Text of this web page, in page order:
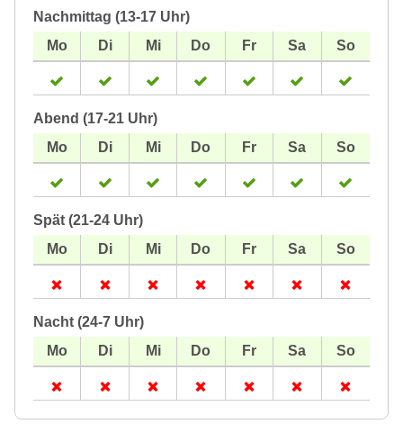
Nachmittag (13-17 Uhr)
Abend (17-21 Uhr)
Spät (21-24 Uhr)
Nacht (24-7 Uhr)